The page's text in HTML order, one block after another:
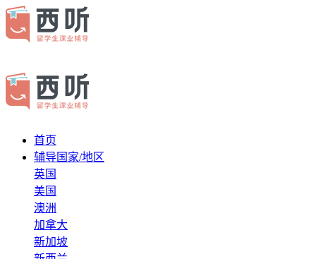
首页
辅导国家/地区
英国
美国
澳洲
加拿大
新加坡